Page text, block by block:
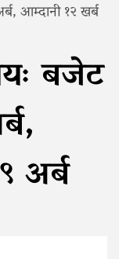
आम्दानी १२ खर्ब
बजेट
अर्ब